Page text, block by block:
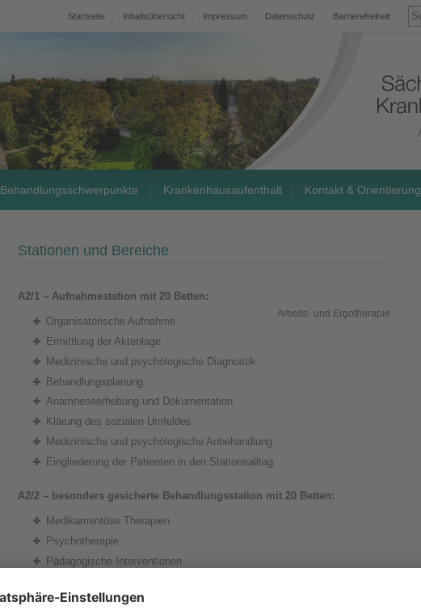
Startseite Inhaltsübersicht Impressum Datenschutz Barrierefreiheit
Behandlungsschwerpunkte Krankenhausaufenthalt Kontakt & Orientierung
Stationen und Bereiche
Arbeits- und Ergotherapie
A2/1 – Aufnahmestation mit 20 Betten:
Organisatorische Aufnahme
Ermittlung der Aktenlage
Medizinische und psychologische Diagnostik
Behandlungsplanung
Anamneseerhebung und Dokumentation
Klärung des sozialen Umfeldes
Medizinische und psychologische Anbehandlung
Eingliederung der Patienten in den Stationsalltag
A2/2 – besonders gesicherte Behandlungsstation mit 20 Betten:
Medikamentöse Therapien
Psychotherapie
Pädagogische Interventionen
Sporttherapie